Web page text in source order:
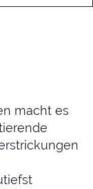
macht es